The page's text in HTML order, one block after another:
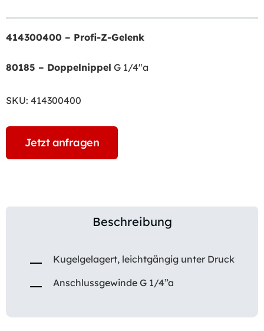
414300400 – Profi-Z-Gelenk
80185 – Doppelnippel G 1/4″a
SKU: 414300400
Jetzt anfragen
Beschreibung
Kugelgelagert, leichtgängig unter Druck
Anschlussgewinde G 1/4”a